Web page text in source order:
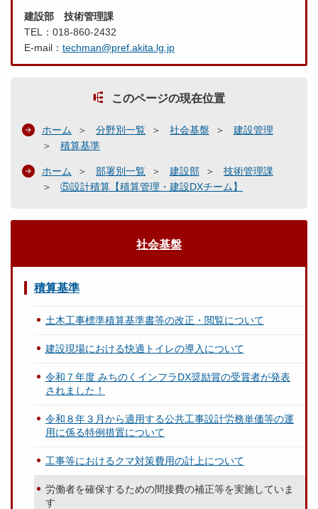
建設部 技術管理課
TEL：018-860-2432
E-mail： techman@pref.akita.lg.jp
このページの現在位置
ホーム 分野別一覧 社会基盤
建設管理
積算基準
ホーム 部署別一覧 建設部
技術管理課
⑤設計積算【積算管理・建設DXチーム】
社会基盤
積算基準
土木工事標準積算基準書等の改正・閲覧について
建設現場における快適トイレの導入について
令和７年度 みちのくインフラDX奨励賞の受賞者が発表
されました！
令和８年３月から適用する公共工事設計労務単価等の運
用に係る特例措置について
工事等におけるクマ対策費用の計上について
労働者を確保するための間接費の補正等を実施していま
す